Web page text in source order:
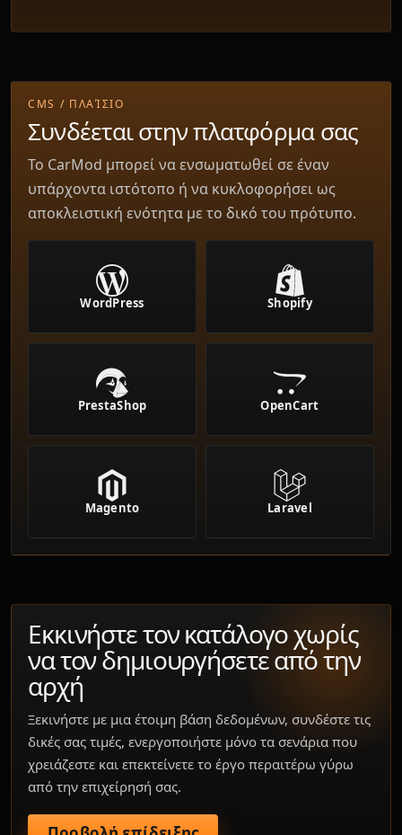
CMS / ΠΛΑΊΣΙΟ
Συνδέεται στην πλατφόρμα σας
Το CarMod μπορεί να ενσωματωθεί σε έναν
υπάρχοντα ιστότοπο ή να κυκλοφορήσει ως
αποκλειστική ενότητα με το δικό του πρότυπο.
WordPress Shopify
PrestaShop OpenCart
Magento Laravel
Εκκινήστε τον κατάλογο χωρίς
να τον δημιουργήσετε από την
αρχή
Ξεκινήστε με μια έτοιμη βάση δεδομένων, συνδέστε τις
δικές σας τιμές, ενεργοποιήστε μόνο τα σενάρια που
χρειάζεστε και επεκτείνετε το έργο περαιτέρω γύρω
από την επιχείρησή σας.